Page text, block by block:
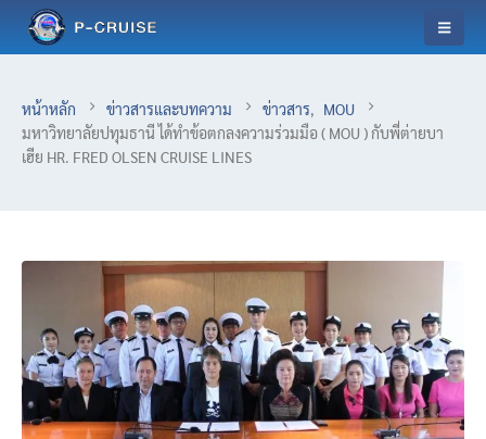
หน้าหลัก ข่าวสารและบทความ ข่าวสาร, MOU
มหาวิทยาลัยปทุมธานี ได้ทำข้อตกลงความร่วมมือ ( MOU ) กับพี่ต่ายบา
เฮีย​ HR. FRED​ OLSEN​ CRUISE​ LINES